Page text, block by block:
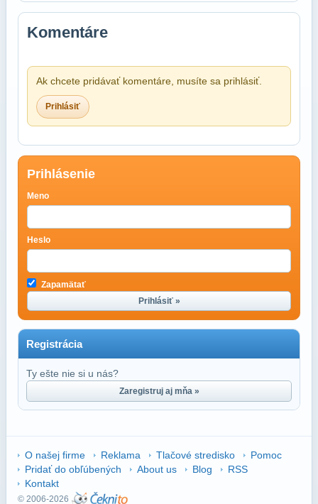
Komentáre
Ak chcete pridávať komentáre, musíte sa prihlásiť.
Prihlásiť
Prihlásenie
Meno
Heslo
Zapamätať
Prihlásiť »
Registrácia
Ty ešte nie si u nás?
Zaregistruj aj mňa »
O našej firme Reklama Tlačové stredisko
Pomoc
Pridať do obľúbených
About us Blog
RSS
Kontakt
© 2006-2026